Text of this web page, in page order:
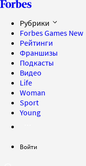
Рубрики
Forbes Games New
Рейтинги
Франшизы
Подкасты
Видео
Life
Woman
Sport
Young
Войти